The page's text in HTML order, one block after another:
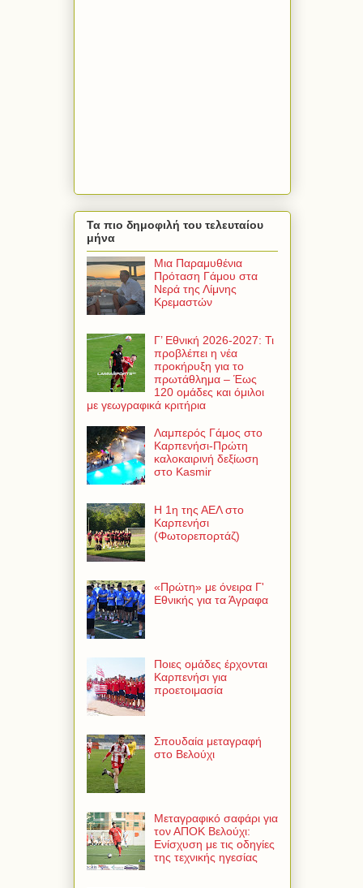
Τα πιο δημοφιλή του τελευταίου
μήνα
Μια Παραμυθένια
Πρόταση Γάμου στα
Νερά της Λίμνης
Κρεμαστών
Γ’ Εθνική 2026-2027: Τι
προβλέπει η νέα
προκήρυξη για το
πρωτάθλημα – Έως
120 ομάδες και όμιλοι
με γεωγραφικά κριτήρια
Λαμπερός Γάμος στο
Καρπενήσι-Πρώτη
καλοκαιρινή δεξίωση
στο Kasmir
Η 1η της ΑΕΛ στο
Καρπενήσι
(Φωτορεπορτάζ)
«Πρώτη» με όνειρα Γ'
Εθνικής για τα Άγραφα
Ποιες ομάδες έρχονται
Καρπενήσι για
προετοιμασία
Σπουδαία μεταγραφή
στο Βελούχι
Μεταγραφικό σαφάρι για
τον ΑΠΟΚ Βελούχι:
Ενίσχυση με τις οδηγίες
της τεχνικής ηγεσίας